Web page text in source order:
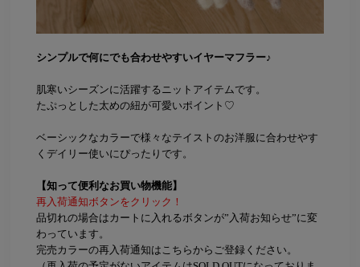
シンプルで何にでも合わせやすいイヤーマフラー♪
肌寒いシーズンに活躍するニットアイテムです。
たぷっとした太めの紐が可愛いポイント♡
ベーシックなカラーで様々なテイストのお洋服に合わせやす
くデイリー使いにぴったりです。
【知って便利なお買い物機能】
再入荷通知ボタンをクリック！
品切れの場合はカートに入れるボタンが”入荷お知らせ”に変
わっています。
完売カラーの再入荷通知はこちらからご登録ください。